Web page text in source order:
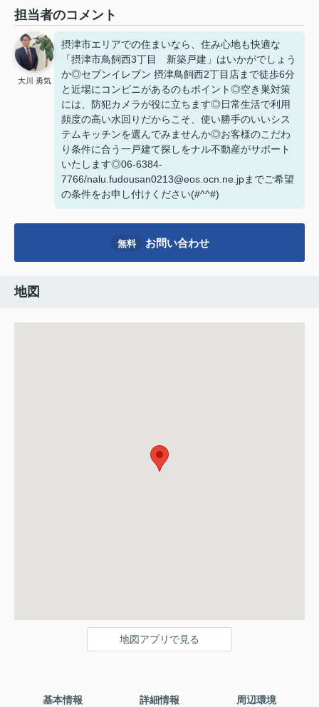
担当者のコメント
大川 勇気
摂津市エリアでの住まいなら、住み心地も快適な
「摂津市鳥飼西3丁目 新築戸建」はいかがでしょう
か◎セブンイレブン 摂津鳥飼西2丁目店まで徒歩6分
と近場にコンビニがあるのもポイント◎空き巣対策
には、防犯カメラが役に立ちます◎日常生活で利用
頻度の高い水回りだからこそ、使い勝手のいいシス
テムキッチンを選んでみませんか◎お客様のこだわ
り条件に合う一戸建て探しをナル不動産がサポート
いたします◎06-6384-
7766/nalu.fudousan0213@eos.ocn.ne.jpまでご希望
の条件をお申し付けください(#^^#)
無料 お問い合わせ
地図
地図アプリで見る
基本情報 詳細情報 周辺環境